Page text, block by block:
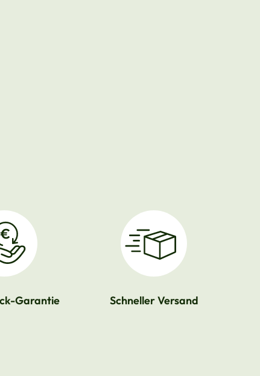
Garantie Schneller Versand